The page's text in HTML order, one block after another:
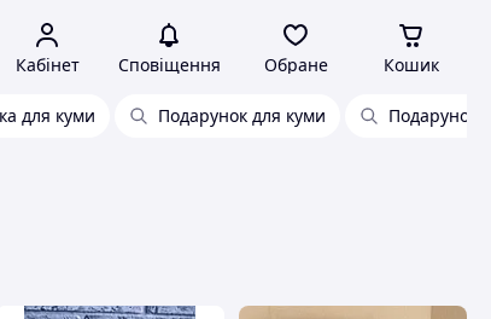
Кабінет Сповіщення Обране Кошик
для куми Подарунок для куми Подарунок